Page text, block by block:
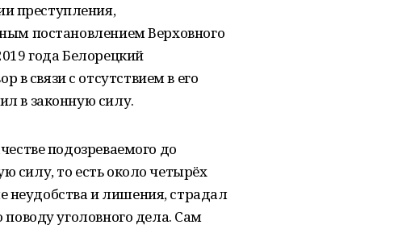
преступления,
постановлением Верховного
года Белорецкий
связи с отсутствием в его
в законную силу.
подозреваемого до
силу, то есть около четырёх
неудобства и лишения, страдал
поводу уголовного дела. Сам